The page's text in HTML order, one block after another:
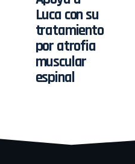
Luca con su
tratamiento
por atrofia
muscular
espinal